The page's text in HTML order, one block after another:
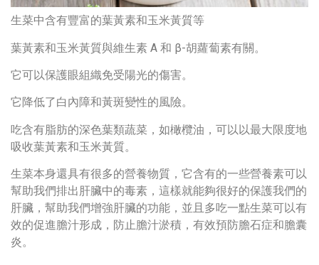
生菜中含有豐富的葉黃素和玉米黃質等
葉黃素和玉米黃質與維生素 A 和 β-胡蘿蔔素有關。
它可以保護眼組織免受陽光的傷害。
它降低了白內障和黃斑變性的風險。
吃含有脂肪的深色葉類蔬菜，如橄欖油，可以以最大限度地
吸收葉黃素和玉米黃質。
生菜本身還具有很多的營養物質，它含有的一些營養素可以
幫助我們排出肝臟中的毒素，這樣就能夠很好的保護我們的
肝臟，幫助我們增強肝臟的功能，並且多吃一點生菜可以有
效的促進膽汁形成，防止膽汁淤積，有效預防膽石症和膽囊
炎。